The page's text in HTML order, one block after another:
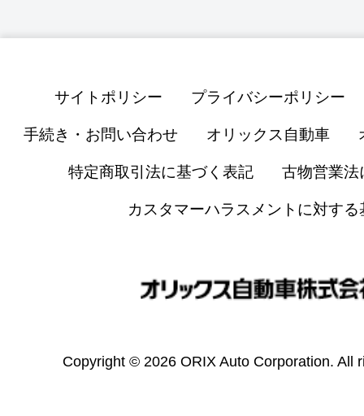
サイトポリシー プライバシーポリシー
手続き・お問い合わせ オリックス自動車
特定商取引法に基づく表記 古物営業法
カスタマーハラスメントに対する
Copyright © 2026 ORIX Auto Corporation. All